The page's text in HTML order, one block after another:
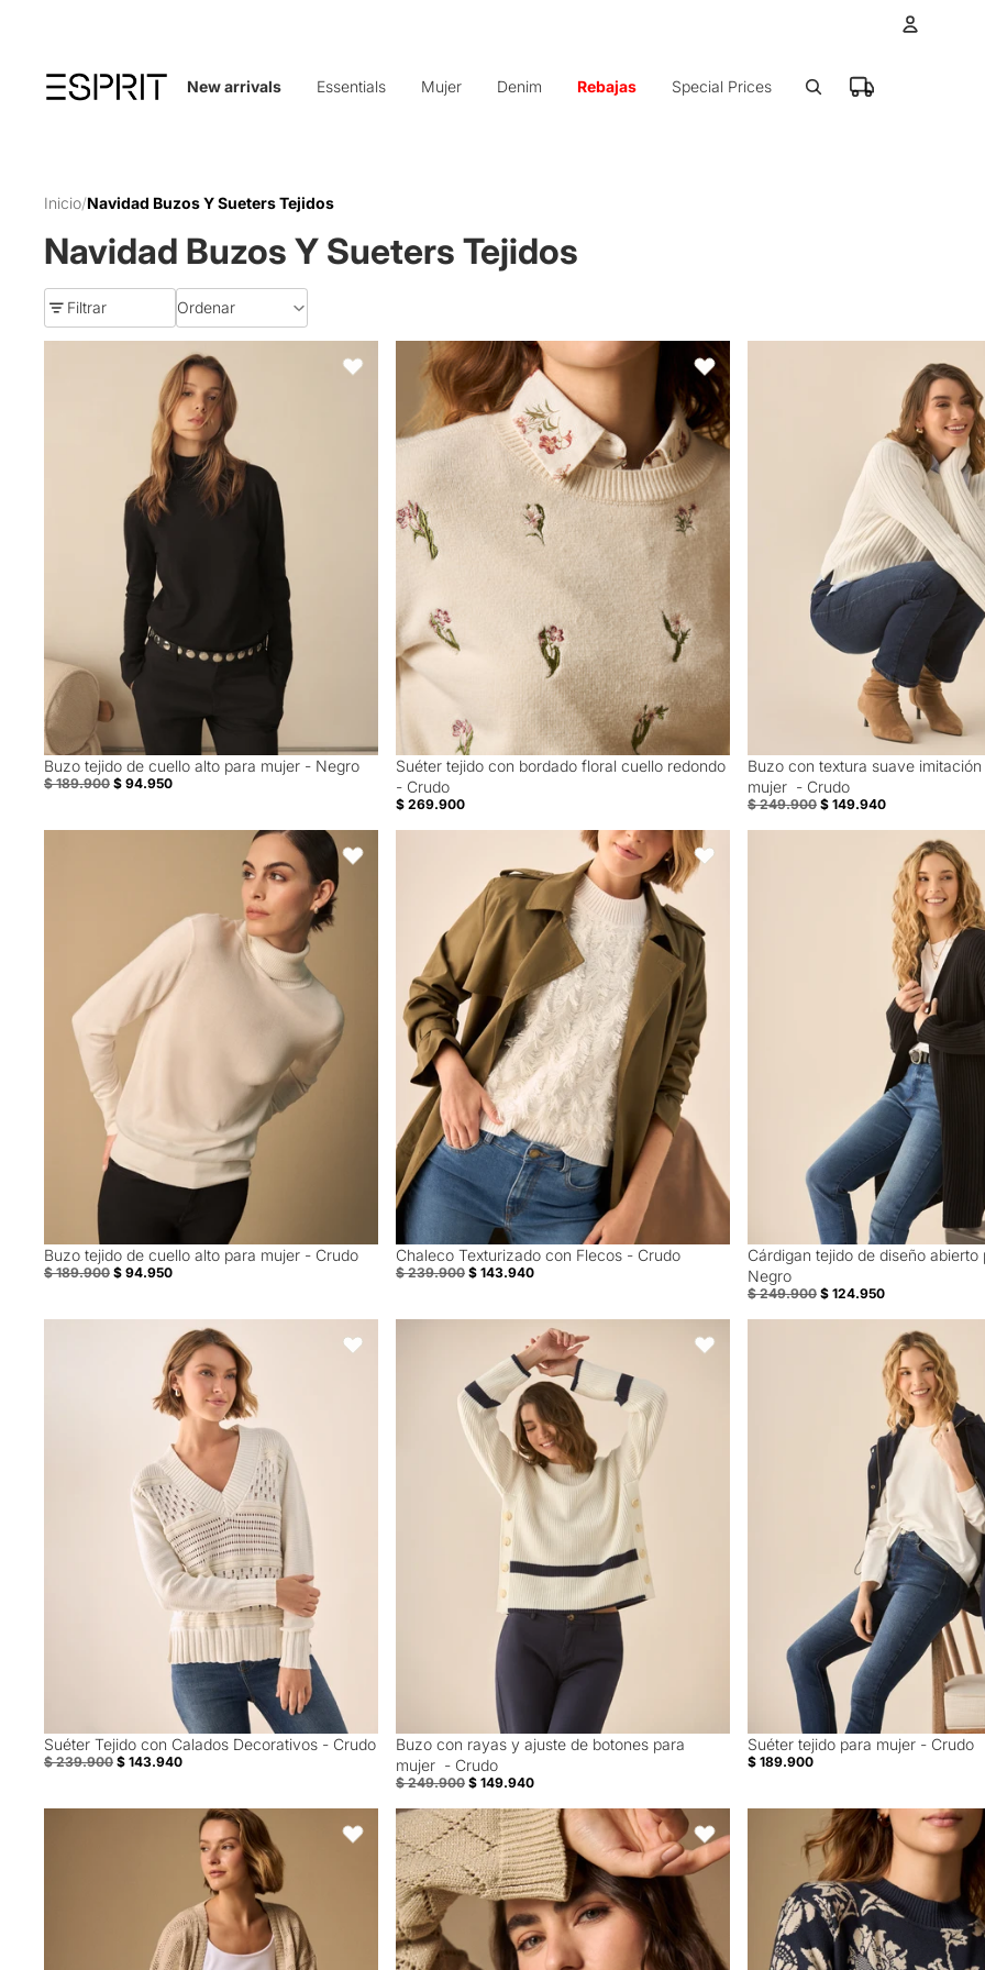
New arrivals Essentials Mujer Denim Rebajas Special Prices
Inicio/Navidad Buzos Y Sueters Tejidos
Navidad Buzos Y Sueters Tejidos
Filtrar Ordenar
Buzo tejido de cuello alto para mujer - Negro
50% Off
Buzo tejido de cuello alto para mujer - Negro
$ 189.900 $ 94.950
Favoritos
Suéter tejido con bordado floral cuello redondo - Crudo
Suéter tejido con bordado floral cuello redondo
- Crudo
$ 269.900
Favoritos
Buzo con textura suave
40% Off
Buzo con textura suave
mujer - Crudo
$ 249.900 $ 149.940
Buzo tejido de cuello alto para mujer - Crudo
50% Off
Buzo tejido de cuello alto para mujer - Crudo
$ 189.900 $ 94.950
Favoritos
Chaleco Texturizado con Flecos - Crudo
40% Off
Chaleco Texturizado con Flecos - Crudo
$ 239.900 $ 143.940
Favoritos
Cárdigan tejido de diseño abierto
50% Off
Cárdigan tejido de diseño
Negro
$ 249.900 $ 124.950
Suéter Tejido con Calados Decorativos - Crudo
40% Off
Suéter Tejido con Calados Decorativos - Crudo
$ 239.900 $ 143.940
Favoritos
Buzo con rayas y ajuste de botones para mujer - Crudo
40% Off
Buzo con rayas y ajuste de botones para
mujer - Crudo
$ 249.900 $ 149.940
Favoritos
Suéter tejido para mujer - Crudo
Suéter tejido para mujer - Crudo
$ 189.900
Cardigan Largo con Tejido Calado Geométrico - Beige
Favoritos
Suéter Verde con Patrón Geométrico Calado - Verde
Favoritos
Suéter tejido cuello redondo con